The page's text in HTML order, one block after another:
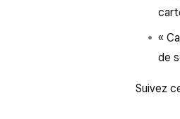
«
de
Suivez